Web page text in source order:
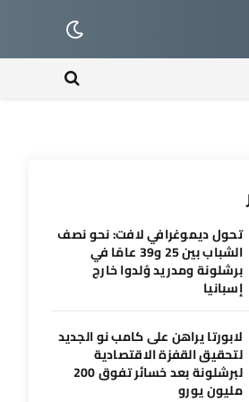
تحول ديموغرافي لافت: نحو نصف
الشباب بين 25 و39 عامًا في
برشلونة ومدريد وُلدوا خارج
إسبانيا
لابورتا يراهن على كامب نو الجديد
لتحقيق القفزة الاقتصادية
لبرشلونة بعد خسائر تفوق 200
مليون يورو